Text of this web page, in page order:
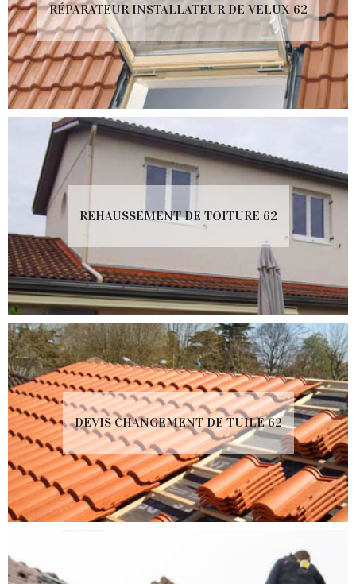
RÉPARATEUR INSTALLATEUR DE VELUX 62
REHAUSSEMENT DE TOITURE 62
DEVIS CHANGEMENT DE TUILE 62